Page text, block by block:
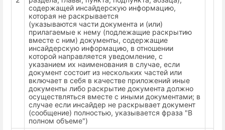
содержащей инсайдерскую информацию,
которая не раскрывается
(указываются части документа и (или)
прилагаемые к нему (подлежащие раскрытию
вместе с ним) документы, содержащие
инсайдерскую информацию, в отношении
которой направляется уведомление, с
указанием их наименования в случае, если
документ состоит из нескольких частей или
включает в себя в качестве приложений иные
документы либо раскрытие документа должно
осуществляться вместе с иными документами; в
случае если инсайдер не раскрывает документ
(сообщение) полностью, указывается фраза "В
полном объеме")